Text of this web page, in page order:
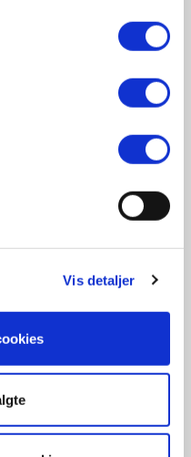
Vis detaljer
2,5 procent.
den tager højde for
på en
og
moms og afgifter,
hvert år frem til